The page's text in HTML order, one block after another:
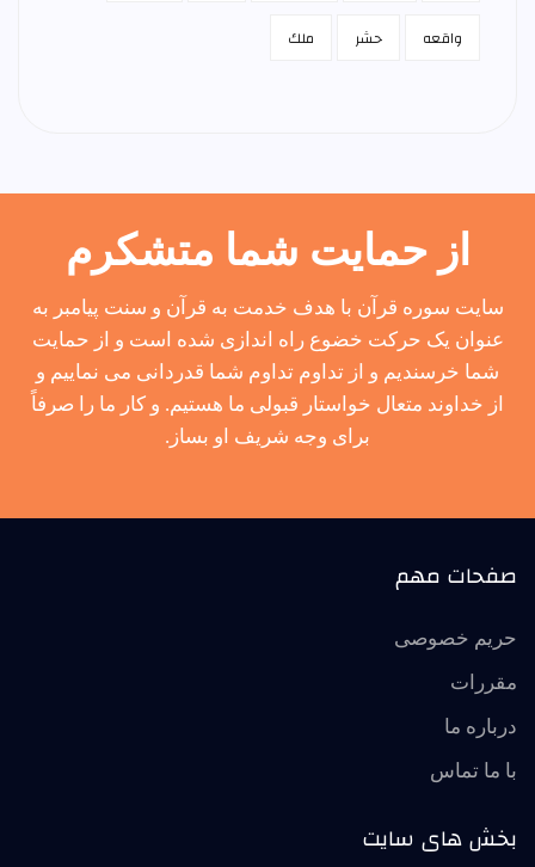
واقعه حشر ملك
از حمایت شما متشکرم
سایت سوره قرآن با هدف خدمت به قرآن و سنت پیامبر به
عنوان یک حرکت خضوع راه اندازی شده است و از حمایت
شما خرسندیم و از تداوم تداوم شما قدردانی می نماییم و
از خداوند متعال خواستار قبولی ما هستیم. و کار ما را صرفاً
برای وجه شریف او بساز.
صفحات مهم
حریم خصوصی
مقررات
درباره ما
با ما تماس
بخش های سایت